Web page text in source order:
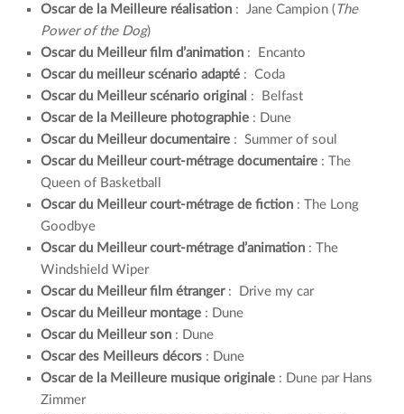
Oscar de la Meilleure réalisation : Jane Campion ( The
Power of the Dog)
Oscar du Meilleur film d’animation : Encanto
Oscar du meilleur scénario adapté : Coda
Oscar du Meilleur scénario original : Belfast
Oscar de la Meilleure photographie : Dune
Oscar du Meilleur documentaire : Summer of soul
Oscar du Meilleur court-métrage documentaire : The
Queen of Basketball
Oscar du Meilleur court-métrage de fiction : The Long
Goodbye
Oscar du Meilleur court-métrage d’animation : The
Windshield Wiper
Oscar du Meilleur film étranger: Drive my car
Oscar du Meilleur montage : Dune
Oscar du Meilleur son : Dune
Oscar des Meilleurs décors : Dune
Oscar de la Meilleure musique originale : Dune par Hans
Zimmer